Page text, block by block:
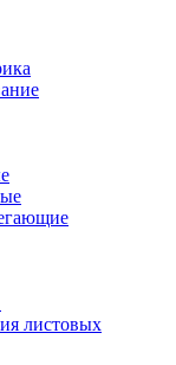
листовых